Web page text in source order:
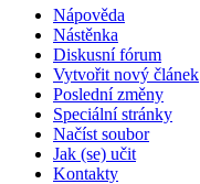
Nápověda
Nástěnka
Diskusní fórum
Vytvořit nový článek
Poslední změny
Speciální stránky
Načíst soubor
Jak (se) učit
Kontakty